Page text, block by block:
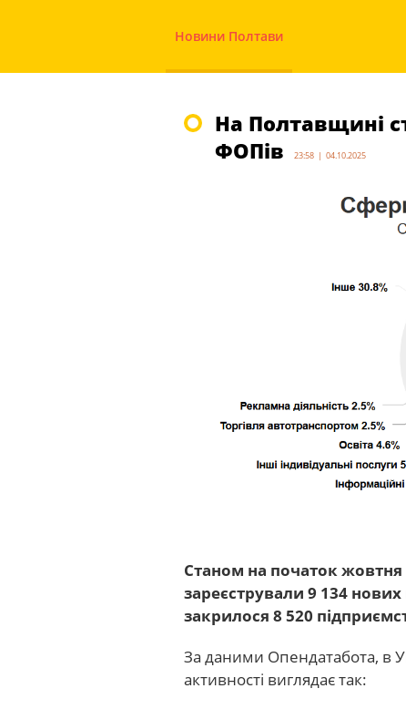
Новини Полтави
На Полтавщині
ФОПів
23:58 | 04.10.2025
Станом на початок жовтня
зареєстрували 9 134
закрилося 8 520
За даними Опендатабота, в
активності виглядає так: